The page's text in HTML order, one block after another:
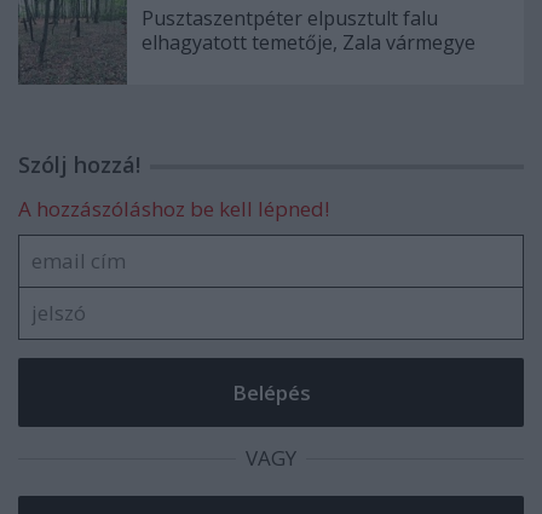
Pusztaszentpéter elpusztult falu
elhagyatott temetője, Zala vármegye
Szólj hozzá!
A hozzászóláshoz be kell lépned!
VAGY